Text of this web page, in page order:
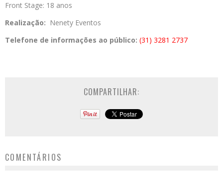
Front Stage: 18 anos
Realização: Nenety Eventos
Telefone de informações ao público: (31) 3281 2737
COMPARTILHAR:
COMENTÁRIOS